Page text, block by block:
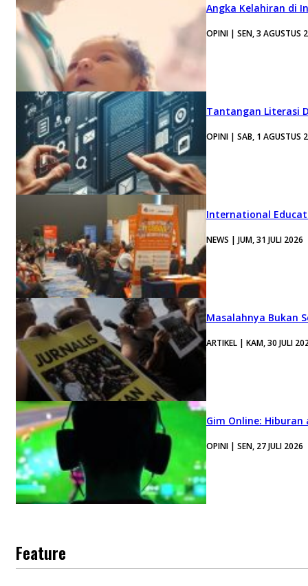
Angka Kelahiran di
OPINI | SEN, 3 AGUSTUS
Tantangan Literasi
OPINI | SAB, 1 AGUSTUS
International
NEWS | JUM, 31 JULI 2026
Masalahnya Bukan
ARTIKEL | KAM, 30 JULI
Gim Online:
OPINI | SEN, 27 JULI 2026
Feature